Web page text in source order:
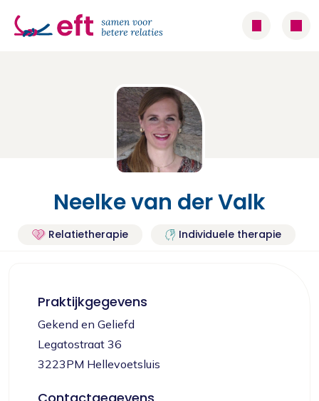
Neelke van der Valk
Relatietherapie Individuele therapie
Praktijkgegevens
Gekend en Geliefd
Legatostraat 36
3223PM Hellevoetsluis